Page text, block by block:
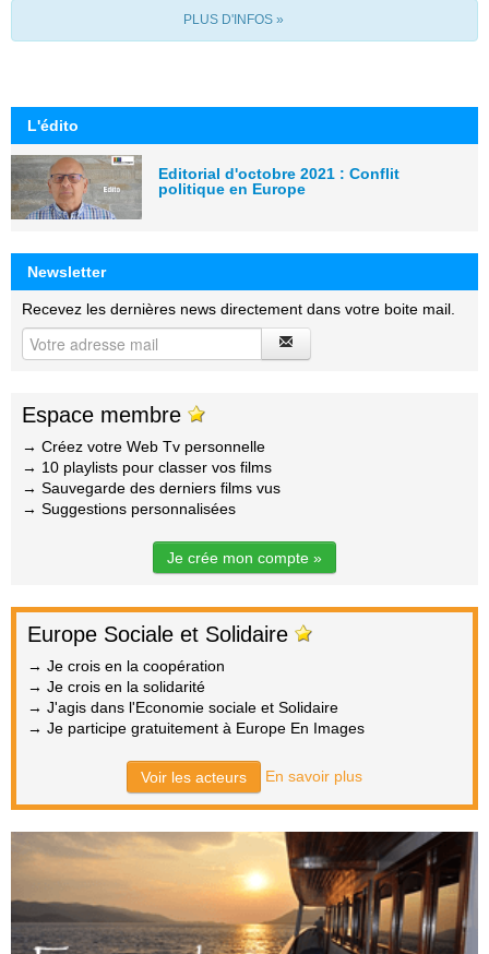
PLUS D'INFOS »
L'édito
Editorial d'octobre 2021 : Conflit
politique en Europe
Newsletter
Recevez les dernières news directement dans votre boite mail.
Espace membre
→ Créez votre Web Tv personnelle
→ 10 playlists pour classer vos films
→ Sauvegarde des derniers films vus
→ Suggestions personnalisées
Je crée mon compte »
Europe Sociale et Solidaire
→ Je crois en la coopération
→ Je crois en la solidarité
→ J'agis dans l'Economie sociale et Solidaire
→ Je participe gratuitement à Europe En Images
Voir les acteurs En savoir plus